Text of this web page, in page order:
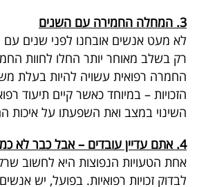
תרבות
ופנאי
תיירות
TOP-
המילון
הכלכלי
3. המחלה החמירה עם השנים
לא מעט אנשים אובחנו לפני שנים
רק בשלב מאוחר יותר החלו לחוות
החמרה רפואית עשויה להיות בעלת
הזכויות – במיוחד כאשר קיים תיעוד
השינוי במצב ואת השפעתו על איכות
4. אתם עדיין עובדים – אבל כבר לא כמו פעם
אחת הטעויות הנפוצות היא לחשוב
לבדוק זכויות רפואיות. בפועל, יש